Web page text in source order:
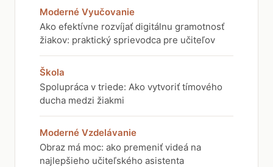
Moderné Vyučovanie
Ako efektívne rozvíjať digitálnu gramotnosť
žiakov: praktický sprievodca pre učiteľov
Škola
Spolupráca v triede: Ako vytvoriť tímového
ducha medzi žiakmi
Moderné Vzdelávanie
Obraz má moc: ako premeniť videá na
najlepšieho učiteľského asistenta